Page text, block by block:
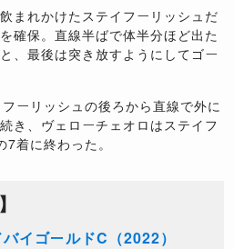
まれかけたステイフーリッシュだ
確保。直線半ばで体半分ほど出た
、最後は突き放すようにしてゴー
ーリッシュの後ろから直線で外に
き、ヴェローチェオロはステイフ
着に終わった。
イゴールドC（2022）